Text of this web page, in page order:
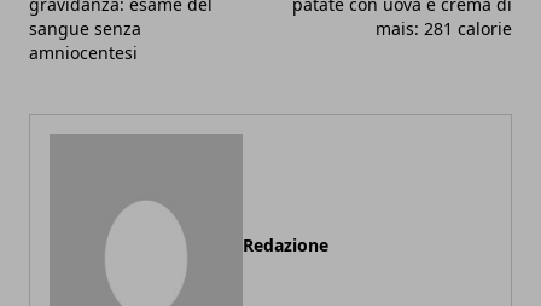
sangue senza
amniocentesi
mais: 281 calorie
Redazione